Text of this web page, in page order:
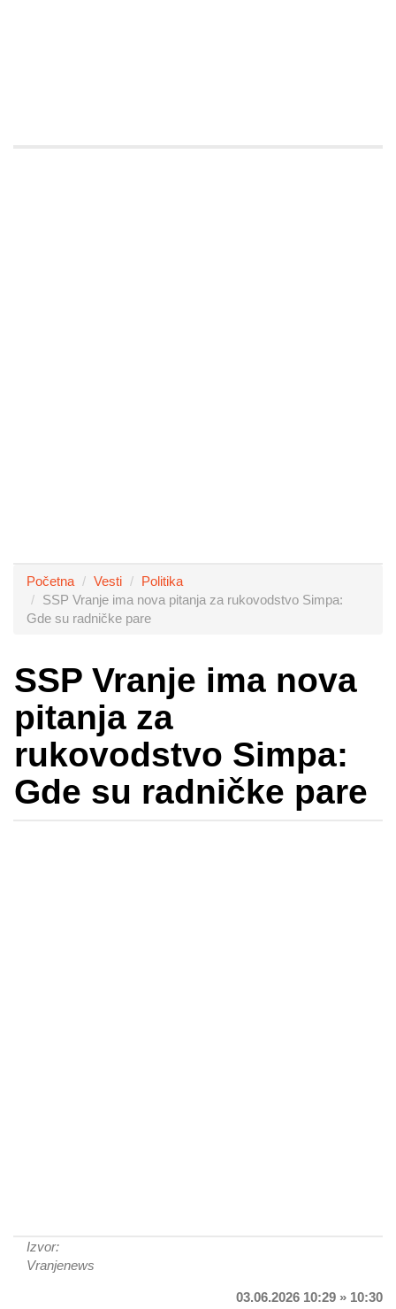
Početna Vesti
Politika
SSP Vranje ima nova pitanja za rukovodstvo Simpa:
Gde su radničke pare
SSP Vranje ima nova
pitanja za
rukovodstvo Simpa:
Gde su radničke pare
Izvor:
Vranjenews
03.06.2026 10:29 » 10:30